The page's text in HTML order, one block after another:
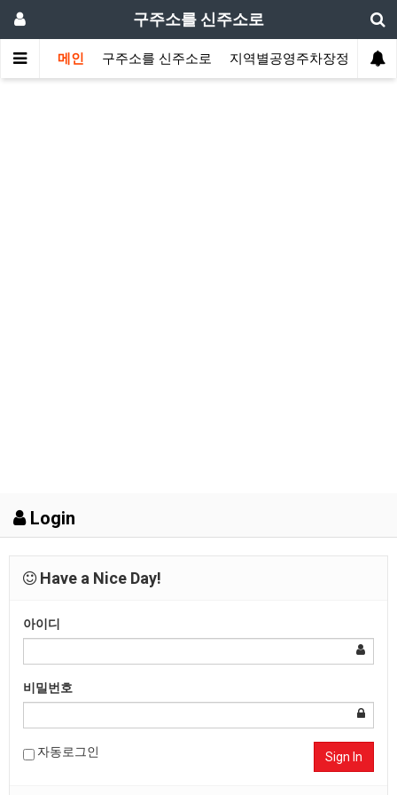
구주소를 신주소로
메인 구주소를 신주소로 지역별공영주차장정보 지
Login
Have a Nice Day!
아이디
비밀번호
자동로그인 Sign In